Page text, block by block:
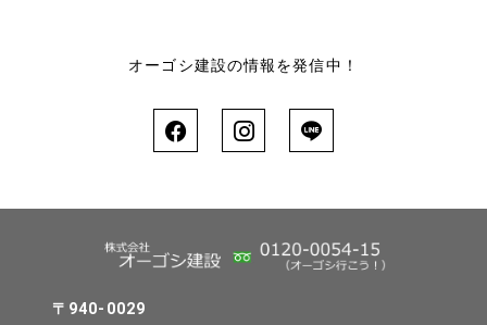
オーゴシ建設の情報を発信中！
〒940-0029